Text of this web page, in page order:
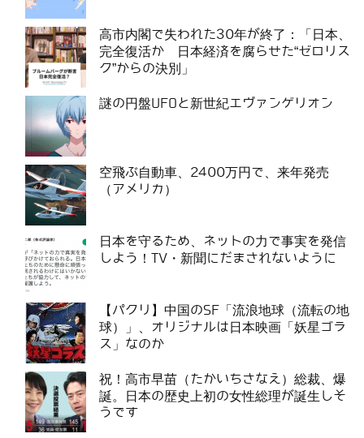
高市内閣で失われた30年が終了：「日本、
完全復活か 日本経済を腐らせた“ゼロリス
ク”からの決別」
謎の円盤UFOと新世紀エヴァンゲリオン
空飛ぶ自動車、2400万円で、来年発売
（アメリカ）
日本を守るため、ネットの力で事実を発信
しよう！TV・新聞にだまされないように
【パクリ】中国のSF「流浪地球（流転の地
球）」、オリジナルは日本映画「妖星ゴラ
ス」なのか
祝！高市早苗（たかいちさなえ）総裁、爆
誕。日本の歴史上初の女性総理が誕生しそ
うです